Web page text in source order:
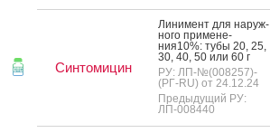
Синтомицин
Ли­нимент для на­руж­
но­го при­мене­
ния10%: ту­бы 20, 25,
30, 40, 50 или 60 г
РУ: ЛП-№(008257)-
(РГ-RU) от 24.12.24
Предыдущий РУ:
ЛП-008440